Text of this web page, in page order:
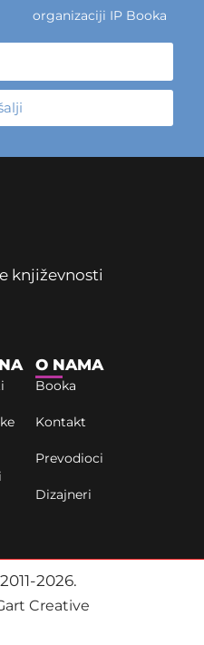
organizaciji IP Booka
književnosti
O NAMA
Booka
Kontakt
Prevodioci
Dizajneri
2026.
Creative